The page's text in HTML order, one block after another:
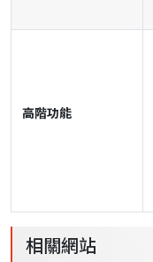
高階功能
相關網站